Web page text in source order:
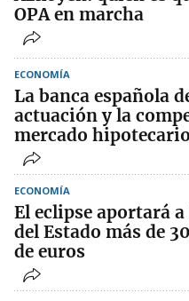
OPA en marcha
ECONOMÍA
La banca española
actuación y la
mercado hipotecario
ECONOMÍA
El eclipse aportará
del Estado más de
de euros